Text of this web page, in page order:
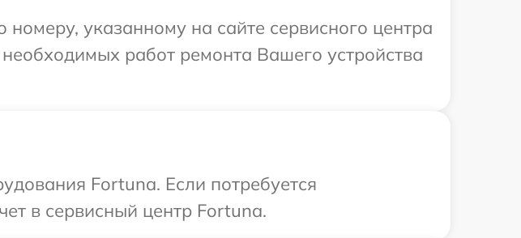
указанному на сайте сервисного центра
работ ремонта Вашего устройства
Fortuna. Если потребуется
в сервисный центр Fortuna.